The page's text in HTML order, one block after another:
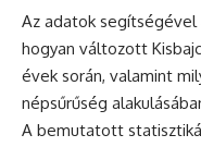
Az adatok
hogyan változott
évek során, valamint
népsűrűség
A bemutatott